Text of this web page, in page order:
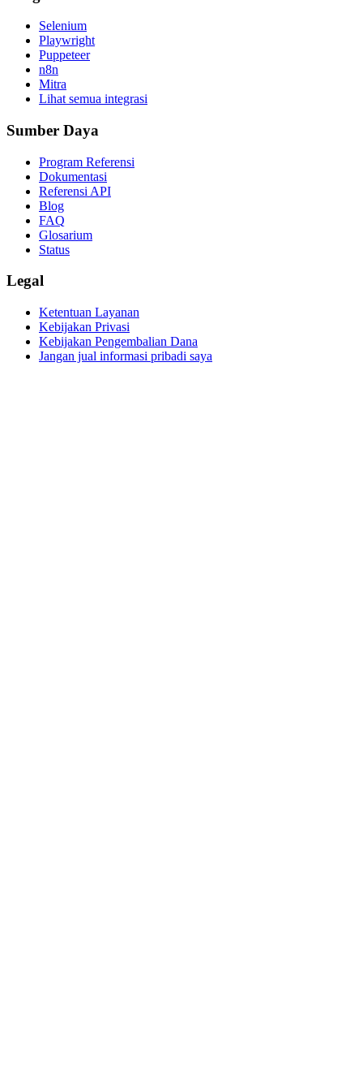
Selenium
Playwright
Puppeteer
n8n
Mitra
Lihat semua integrasi
Sumber Daya
Program Referensi
Dokumentasi
Referensi API
Blog
FAQ
Glosarium
Status
Legal
Ketentuan Layanan
Kebijakan Privasi
Kebijakan Pengembalian Dana
Jangan jual informasi pribadi saya